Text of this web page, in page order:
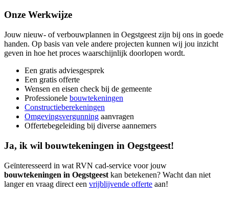
Onze Werkwijze
Jouw nieuw- of verbouwplannen in Oegstgeest zijn bij ons in goede
handen. Op basis van vele andere projecten kunnen wij jou inzicht
geven in hoe het proces waarschijnlijk doorlopen wordt.
Een gratis adviesgesprek
Een gratis offerte
Wensen en eisen check bij de gemeente
Professionele bouwtekeningen
Constructieberekeningen
Omgevingsvergunning aanvragen
Offertebegeleiding bij diverse aannemers
Ja, ik wil bouwtekeningen in Oegstgeest!
Geïnteresseerd in wat RVN cad-service voor jouw
bouwtekeningen in Oegstgeest kan betekenen? Wacht dan niet
langer en vraag direct een vrijblijvende offerte aan!